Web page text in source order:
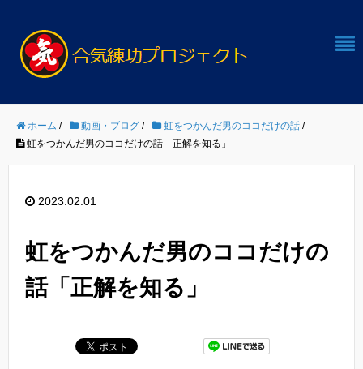
ホーム / 動画・ブログ / 虹をつかんだ男のココだけの話 /
虹をつかんだ男のココだけの話「正解を知る」
2023.02.01
虹をつかんだ男のココだけの
話「正解を知る」